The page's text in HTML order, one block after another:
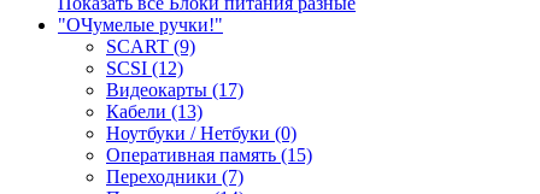
"ОЧумелые ручки!"
SCART (9)
SCSI (12)
Видеокарты (17)
Кабели (13)
Ноутбуки / Нетбуки (0)
Оперативная память (15)
Переходники (7)